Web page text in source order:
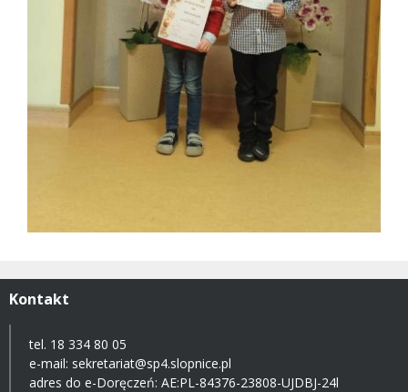
Kontakt
tel. 18 334 80 05
e-mail: sekretariat@sp4.slopnice.pl
adres do e-Doręczeń: AE:PL-84376-23808-UJDBJ-24l